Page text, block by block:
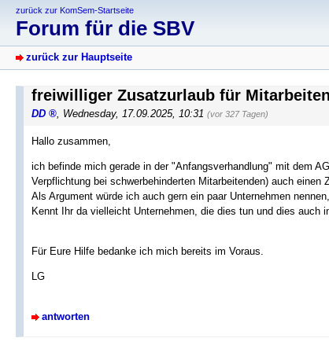
zurück zur KomSem-Startseite
Forum für die SBV
zurück zur Hauptseite
freiwilliger Zusatzurlaub für
DD , Wednesday, 17.09.2025, 10:31 (vor 327 Tagen)
Hallo zusammen,
ich befinde mich gerade in der "Anfangsverhandlung" mit dem
Verpflichtung bei schwerbehinderten Mitarbeitenden) auch einen
Als Argument würde ich auch gern ein paar Unternehmen
Kennt Ihr da vielleicht Unternehmen, die dies tun und dies auch
Für Eure Hilfe bedanke ich mich bereits im Voraus.
LG
antworten